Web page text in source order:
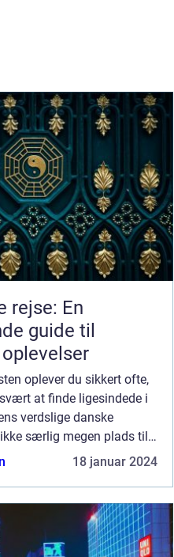
rejse: En
guide til
oplever du sikkert ofte,
at finde ligesindede i
verdslige danske
særlig megen plads til
Som kristen kan man
18 januar 2024